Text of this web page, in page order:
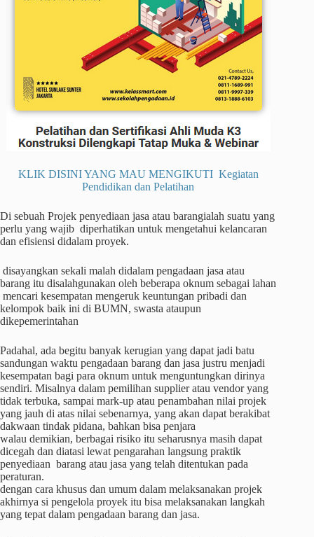
KLIK DISINI YANG MAU MENGIKUTI Kegiatan
Pendidikan dan Pelatihan
Di sebuah Projek penyediaan jasa atau barangialah suatu yang
perlu yang wajib diperhatikan untuk mengetahui kelancaran
dan efisiensi didalam proyek.
disayangkan sekali malah didalam pengadaan jasa atau
barang itu disalahgunakan oleh beberapa oknum sebagai lahan
mencari kesempatan mengeruk keuntungan pribadi dan
kelompok baik ini di BUMN, swasta ataupun
dikepemerintahan
Padahal, ada begitu banyak kerugian yang dapat jadi batu
sandungan waktu pengadaan barang dan jasa justru menjadi
kesempatan bagi para oknum untuk menguntungkan dirinya
sendiri. Misalnya dalam pemilihan supplier atau vendor yang
tidak terbuka, sampai mark-up atau penambahan nilai projek
yang jauh di atas nilai sebenarnya, yang akan dapat berakibat
dakwaan tindak pidana, bahkan bisa penjara
walau demikian, berbagai risiko itu seharusnya masih dapat
dicegah dan diatasi lewat pengarahan langsung praktik
penyediaan barang atau jasa yang telah ditentukan pada
peraturan.
dengan cara khusus dan umum dalam melaksanakan projek
akhirnya si pengelola proyek itu bisa melaksanakan langkah
yang tepat dalam pengadaan barang dan jasa.